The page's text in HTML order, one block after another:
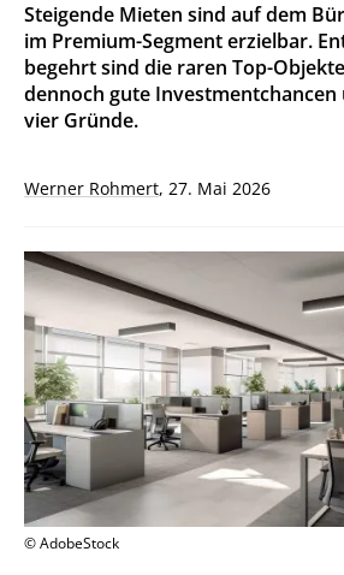
Steigende Mieten sind auf dem
im Premium-Segment erzielbar.
begehrt sind die raren Top-
dennoch gute
vier Gründe.
Werner Rohmert, 27. Mai 2026
© AdobeStock